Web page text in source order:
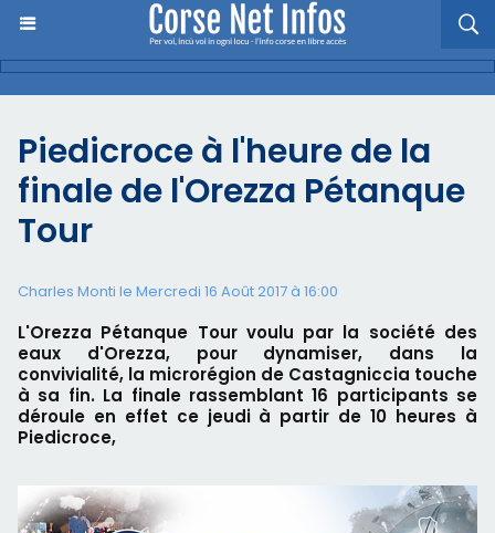
Piedicroce à l'heure de la
finale de l'Orezza Pétanque
Tour
Charles Monti le Mercredi 16 Août 2017 à 16:00
L'Orezza Pétanque Tour voulu par la société des
eaux d'Orezza, pour dynamiser, dans la
convivialité, la microrégion de Castagniccia touche
à sa fin. La finale rassemblant 16 participants se
déroule en effet ce jeudi à partir de 10 heures à
Piedicroce,